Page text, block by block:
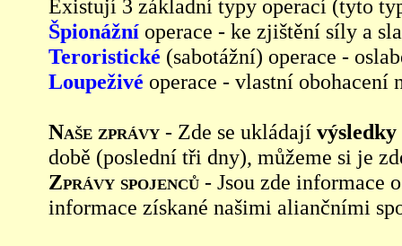
Existují 3 základní typy operací (tyto
Špionážní operace - ke zjištění síly a
Teroristické (sabotážní) operace -
Loupeživé operace - vlastní obohacení
Naše zprávy - Zde se ukládají
době (poslední tři dny), můžeme si je
Zprávy spojenců - Jsou zde informace
informace získané našimi aliančními